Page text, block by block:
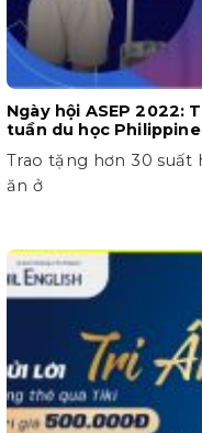
Ngày hội ASEP 2022:
tuần du học
Trao tặng hơn 30
ăn ở